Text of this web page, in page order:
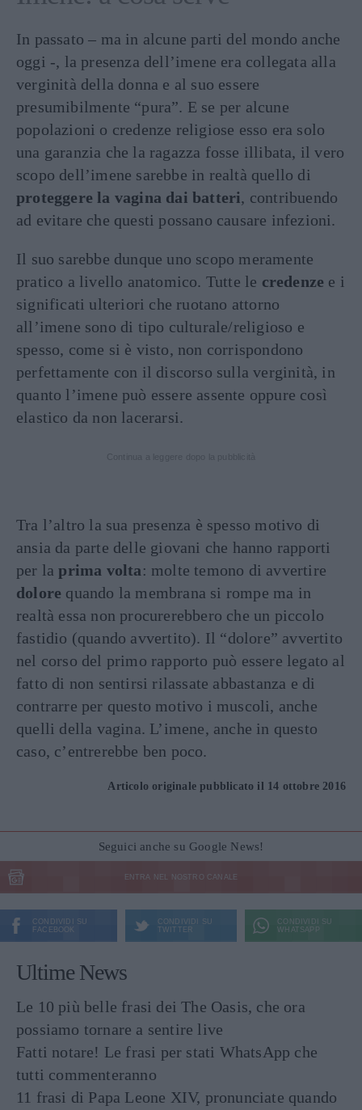
In passato – ma in alcune parti del mondo anche
oggi -, la presenza dell’imene era collegata alla
verginità della donna e al suo essere
presumibilmente “pura”. E se per alcune
popolazioni o credenze religiose esso era solo
una garanzia che la ragazza fosse illibata, il vero
scopo dell’imene sarebbe in realtà quello di
proteggere la vagina dai batteri, contribuendo
ad evitare che questi possano causare infezioni.
Il suo sarebbe dunque uno scopo meramente
pratico a livello anatomico. Tutte le credenze e i
significati ulteriori che ruotano attorno
all’imene sono di tipo culturale/religioso e
spesso, come si è visto, non corrispondono
perfettamente con il discorso sulla verginità, in
quanto l’imene può essere assente oppure così
elastico da non lacerarsi.
Tra l’altro la sua presenza è spesso motivo di
ansia da parte delle giovani che hanno rapporti
per la prima volta: molte temono di avvertire
dolore quando la membrana si rompe ma in
realtà essa non procurerebbero che un piccolo
fastidio (quando avvertito). Il “dolore” avvertito
nel corso del primo rapporto può essere legato al
fatto di non sentirsi rilassate abbastanza e di
contrarre per questo motivo i muscoli, anche
quelli della vagina. L’imene, anche in questo
caso, c’entrerebbe ben poco.
Articolo originale pubblicato il 14 ottobre 2016
Seguici anche su Google News!
ENTRA NEL NOSTRO CANALE
CONDIVIDI SU
FACEBOOK
CONDIVIDI SU
TWITTER
CONDIVIDI SU
WHATSAPP
Ultime News
Le 10 più belle frasi dei The Oasis, che ora
possiamo tornare a sentire live
Fatti notare! Le frasi per stati WhatsApp che
tutti commenteranno
11 frasi di Papa Leone XIV, pronunciate quando